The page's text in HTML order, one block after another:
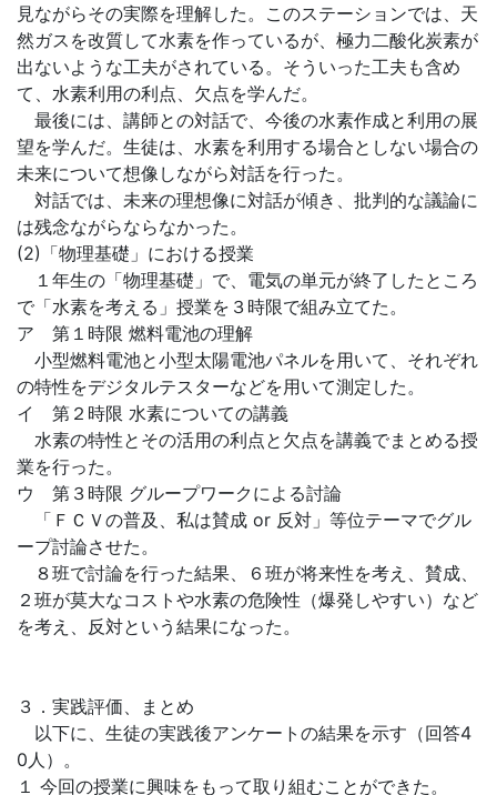
見ながらその実際を理解した。このステーションでは、天
然ガスを改質して水素を作っているが、極力二酸化炭素が
出ないような工夫がされている。そういった工夫も含め
て、水素利用の利点、欠点を学んだ。
最後には、講師との対話で、今後の水素作成と利用の展
望を学んだ。生徒は、水素を利用する場合としない場合の
未来について想像しながら対話を行った。
対話では、未来の理想像に対話が傾き、批判的な議論に
は残念ながらならなかった。
(2)「物理基礎」における授業
１年生の「物理基礎」で、電気の単元が終了したところ
で「水素を考える」授業を３時限で組み立てた。
ア 第１時限 燃料電池の理解
小型燃料電池と小型太陽電池パネルを用いて、それぞれ
の特性をデジタルテスターなどを用いて測定した。
イ 第２時限 水素についての講義
水素の特性とその活用の利点と欠点を講義でまとめる授
業を行った。
ウ 第３時限 グループワークによる討論
「ＦＣＶの普及、私は賛成 or 反対」等位テーマでグル
ープ討論させた。
８班で討論を行った結果、６班が将来性を考え、賛成、
２班が莫大なコストや水素の危険性（爆発しやすい）など
を考え、反対という結果になった。
３．実践評価、まとめ
以下に、生徒の実践後アンケートの結果を示す（回答4
0人）。
１ 今回の授業に興味をもって取り組むことができた。